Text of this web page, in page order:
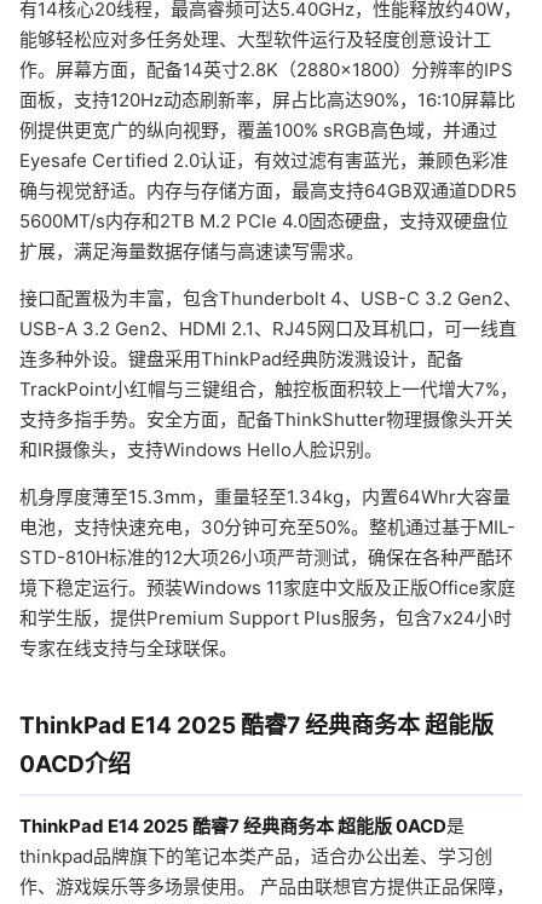
有14核心20线程，最高睿频可达5.40GHz，性能释放约40W，
能够轻松应对多任务处理、大型软件运行及轻度创意设计工
作。屏幕方面，配备14英寸2.8K（2880x1800）分辨率的IPS
面板，支持120Hz动态刷新率，屏占比高达90%，16:10屏幕比
例提供更宽广的纵向视野，覆盖100% sRGB高色域，并通过
Eyesafe Certified 2.0认证，有效过滤有害蓝光，兼顾色彩准
确与视觉舒适。内存与存储方面，最高支持64GB双通道DDR5
5600MT/s内存和2TB M.2 PCIe 4.0固态硬盘，支持双硬盘位
扩展，满足海量数据存储与高速读写需求。
接口配置极为丰富，包含Thunderbolt 4、USB-C 3.2 Gen2、
USB-A 3.2 Gen2、HDMI 2.1、RJ45网口及耳机口，可一线直
连多种外设。键盘采用ThinkPad经典防泼溅设计，配备
TrackPoint小红帽与三键组合，触控板面积较上一代增大7%，
支持多指手势。安全方面，配备ThinkShutter物理摄像头开关
和IR摄像头，支持Windows Hello人脸识别。
机身厚度薄至15.3mm，重量轻至1.34kg，内置64Whr大容量
电池，支持快速充电，30分钟可充至50%。整机通过基于MIL-
STD-810H标准的12大项26小项严苛测试，确保在各种严酷环
境下稳定运行。预装Windows 11家庭中文版及正版Office家庭
和学生版，提供Premium Support Plus服务，包含7x24小时
专家在线支持与全球联保。
ThinkPad E14 2025 酷睿7 经典商务本 超能版
0ACD介绍
ThinkPad E14 2025 酷睿7 经典商务本 超能版 0ACD是
thinkpad品牌旗下的笔记本类产品，适合办公出差、学习创
作、游戏娱乐等多场景使用。 产品由联想官方提供正品保障，